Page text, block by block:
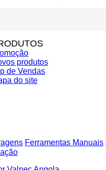
produtos
de Vendas
do site
Ferramentas Manuais